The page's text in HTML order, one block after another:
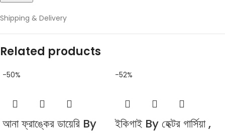
Shipping & Delivery
Related products
-50%
আনা ফ্রাঙ্কের ডায়েরি By
-52%
ইকিগাই By হেক্টর গার্সিয়া ,